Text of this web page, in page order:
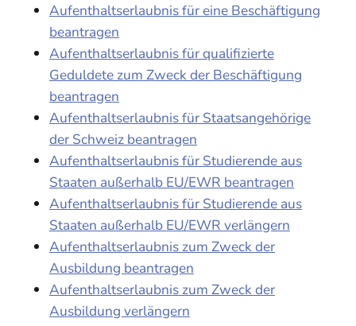
Aufenthaltserlaubnis für eine Beschäftigung
beantragen
Aufenthaltserlaubnis für qualifizierte
Geduldete zum Zweck der Beschäftigung
beantragen
Aufenthaltserlaubnis für Staatsangehörige
der Schweiz beantragen
Aufenthaltserlaubnis für Studierende aus
Staaten außerhalb EU/EWR beantragen
Aufenthaltserlaubnis für Studierende aus
Staaten außerhalb EU/EWR verlängern
Aufenthaltserlaubnis zum Zweck der
Ausbildung beantragen
Aufenthaltserlaubnis zum Zweck der
Ausbildung verlängern